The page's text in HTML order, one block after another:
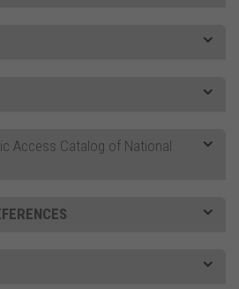
Access Catalog of National